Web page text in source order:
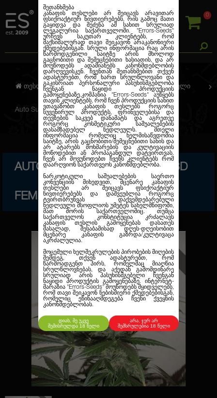
0
შეთანხმება
კანაფის თესლები არ შეიცავს არავითარ
ფსიქოაქტიურ ნივთიერებებს, რის გამოც მათი
გაყიდვა და შეძენა ამ სახით სრულიად
ლეგალურია საქართველოში. "Errors-Seeds"
ურჩევს საკუთარ კლიენტებს, რომ
მაქსიმალურად თავი შეიკავონ არაკანონიერი
ქმედებებისგან. სრული ინფორმაცია რაც არის
წარმოდგენილი საიტზე არის მხოლოდ
გაცნობითი და შემეცნებითი ხასიათის, და არ
მოუწოდებს ადამიანებს კანონმდებლობის
დარღვევისკენ. ჩვენთან შეთანხმებით თქვენ
ადასტურებთ, რომ ხართ სრულწლოვანი და
გაკისრიათ პერსონალური პასუხისმგებლობა
ჩვენგან ნაყიდი პროდუქციის
გამოყენებაზე.კომპანია
"Errors-Seeds" აუწყებს
თავის კლიენტებს, რომ ჩვენ პროდუქციის სახით
ვთავაზობთ კანაფის თესლებს როგორც
სუვენირულ პროდუქტს, ფრინველებისა და
თევზების საკვებ დანამატს და აგრეთვე
როგორც კოსმეტიკური საშუალებების
დასამზადებელ ნედლეულს. მთელი
ინფორმაცია რომელიც ხელმისაწვდომია
საიტზე, არის გაცნობითი/შემეცნებითი სახის და
არ ატარებს მოხმარების და კულტივაციის
მოწოდებით ან პროპაგანდულ დატვირთვას.
ჩვენ არ მოვუწოდებთ ჩვენს კლიენტებს რომ
დაარღვიონ საქართვეოს კანონმდებლობა.
ნარკოტიკული საშუალებების საერთო
კონვენციის მიხედვით, მცენარე კანაფის
თესლები არ შეიცავს ფსიქოაქტიურ
ნივთიერებებს და დაშვეუბლია როგორც
ტვირთბრუნვას დაქვემდებარებული
ნედლეული მსოფლიოს უმეტეს სახელმწიფოში,
მათ შორის საქართველოშიც. თუმცა
საქართველოს კონსტიტუცია კრძალავს
კანაფის თესლის გამოყენებას დასათეს
მასალად, შესაბამისად დღეს-დღეისობით
მცენარე კანაფის გაზრდა/კულტივაცა
აკრძალულია.
მოცემული ხელშეკრულების პირობების მიღების
შემდეგ, თქვენ ადასტურებთ, რომ
წარმოადგენთ პირს, რომელმაც მიაღწია
სრულწლოვნებას, და აქედან გამომდინარე
სრულიად არის პასუხისმგებელი ჩვენგან
ნაყიდი პროდუქტის გამოყენებაზე. ინტერნეტ-
მარაზია "Errors-Seeds" მოუწოდებს მყიდველებს,
რომ თავი შეიკავონ ნებისმიერი ქმედებებისგან,
რომელიც ეწინააღმდეგება ჩვენი ქვეყნის
კანონმდებლობას.
დიახ, მე უკვე
შემისრულდა 18 წელი
არა, ჯერ არ
შემსრულებია 18 წელი
თესლების კანაფი ავტო. ფემინიზირებული
Auto Super Lemon Haze CBD Feminised
AUTO SUPER LEMON HAZE CBD
FEMINISED